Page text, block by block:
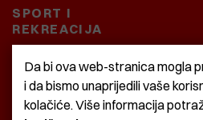
SPORT I
REKREACIJA
BAŠTARDINI I PRAVI
KRASNA ZEMLJA
Da bi ova web-stranica mogla
i da bismo unaprijedili vaše
kolačiće. Više informacija